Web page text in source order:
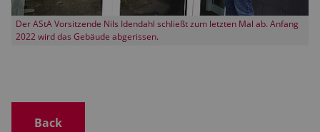
Der AStA Vorsitzende Nils Idendahl schließt zum letzten Mal ab. Anfang
2022 wird das Gebäude abgerissen.
Back